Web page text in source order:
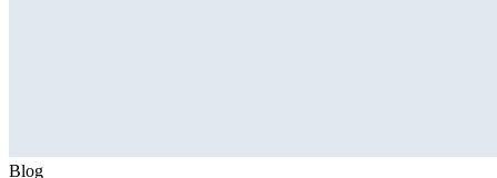
Blog